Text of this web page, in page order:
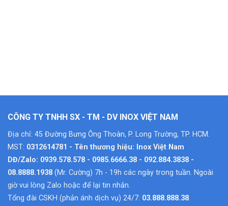
CÔNG TY TNHH SX - TM - DV INOX VIỆT NAM
Địa chỉ: 45 Đường Bưng Ông Thoàn, P. Long Trường, TP. HCM.
MST: 0312614781 - Tên thương hiệu: Inox Việt Nam
DĐ/Zalo: 0939.578.578 - 0985.6666.38 - 092.884.3838 -
08.8888.1938 (Mr. Cường) 7h - 19h các ngày trong tuần. Ngoài
giờ vui lòng Zalo hoặc để lại tin nhắn.
Tổng đài CSKH (phản ánh dịch vụ) 24/7: 03.888.888.38.